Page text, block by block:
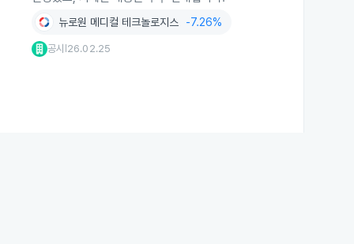
뉴로원 메디컬 테크놀로지스 -7.26%
공시 26.02.25